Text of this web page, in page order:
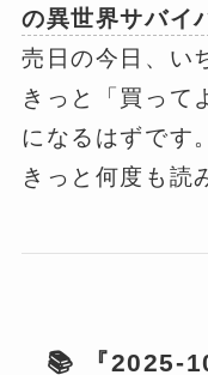
の異世界サバイ
売日の今日、い
きっと「買って
になるはずです
きっと何度も読
📚 『2025-